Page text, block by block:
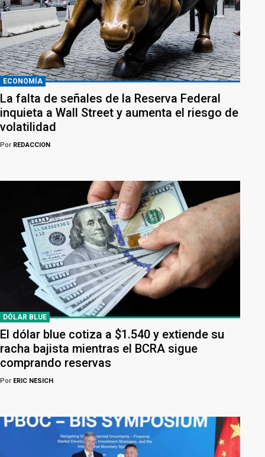
ECONOMÍA
La falta de señales de la Reserva Federal
inquieta a Wall Street y aumenta el riesgo de
volatilidad
Por REDACCION
DÓLAR BLUE
El dólar blue cotiza a $1.540 y extiende su
racha bajista mientras el BCRA sigue
comprando reservas
Por ERIC NESICH